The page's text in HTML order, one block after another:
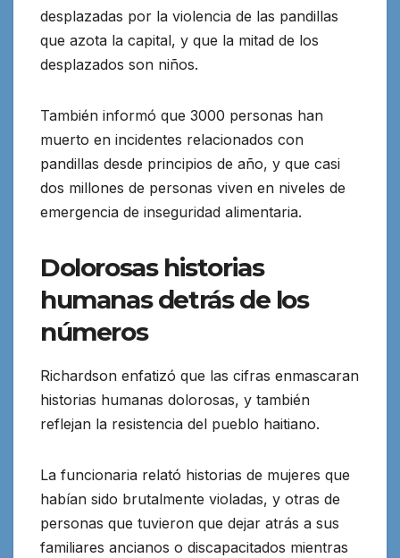
desplazadas por la violencia de las pandillas
que azota la capital, y que la mitad de los
desplazados son niños.
También informó que 3000 personas han
muerto en incidentes relacionados con
pandillas desde principios de año, y que casi
dos millones de personas viven en niveles de
emergencia de inseguridad alimentaria.
Dolorosas historias
humanas detrás de los
números
Richardson enfatizó que las cifras enmascaran
historias humanas dolorosas, y también
reflejan la resistencia del pueblo haitiano.
La funcionaria relató historias de mujeres que
habían sido brutalmente violadas, y otras de
personas que tuvieron que dejar atrás a sus
familiares ancianos o discapacitados mientras